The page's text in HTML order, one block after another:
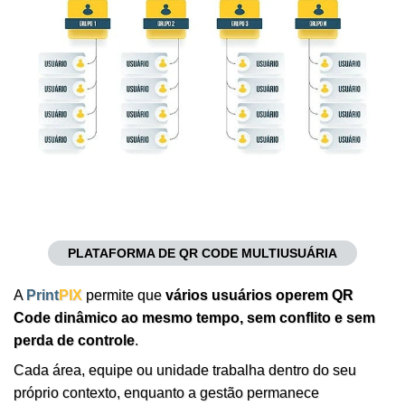
PLATAFORMA DE QR CODE MULTIUSUÁRIA
A PrintPIX permite que vários usuários operem QR
Code dinâmico ao mesmo tempo, sem conflito e sem
perda de controle.
Cada área, equipe ou unidade trabalha dentro do seu
próprio contexto, enquanto a gestão permanece